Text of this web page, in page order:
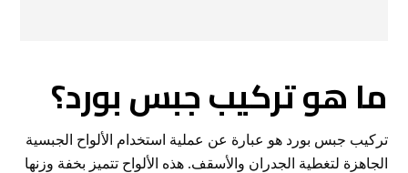
ما هو تركيب جبس بورد؟
تركيب جبس بورد هو عبارة عن عملية استخدام الألواح الجبسية
الجاهزة لتغطية الجدران والأسقف. هذه الألواح تتميز بخفة وزنها